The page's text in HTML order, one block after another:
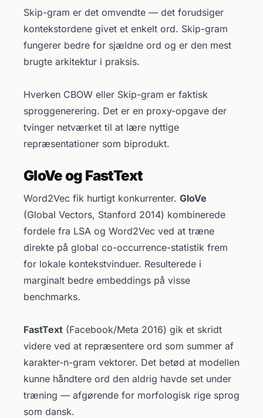
Skip-gram er det omvendte — det forudsiger
kontekstordene givet et enkelt ord. Skip-gram
fungerer bedre for sjældne ord og er den mest
brugte arkitektur i praksis.
Hverken CBOW eller Skip-gram er faktisk
sproggenerering. Det er en proxy-opgave der
tvinger netværket til at lære nyttige
repræsentationer som biprodukt.
GloVe og FastText
Word2Vec fik hurtigt konkurrenter. GloVe
(Global Vectors, Stanford 2014) kombinerede
fordele fra LSA og Word2Vec ved at træne
direkte på global co-occurrence-statistik frem
for lokale kontekstvinduer. Resulterede i
marginalt bedre embeddings på visse
benchmarks.
FastText (Facebook/Meta 2016) gik et skridt
videre ved at repræsentere ord som summer af
karakter-n-gram vektorer. Det betød at modellen
kunne håndtere ord den aldrig havde set under
træning — afgørende for morfologisk rige sprog
som dansk.